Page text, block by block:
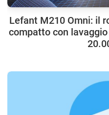
Lefant M210 Omni: il
compatto con